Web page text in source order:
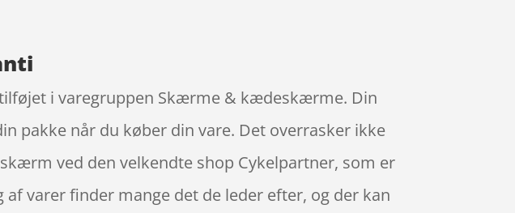
i varegruppen Skærme & kædeskærme. Din
pakke når du køber din vare. Det overrasker ikke
ved den velkendte shop Cykelpartner, som er
varer finder mange det de leder efter, og der kan